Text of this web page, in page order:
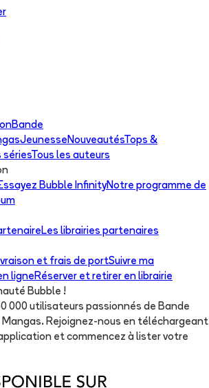
Bande
JeunesseNouveautésTops &
sériesTous les auteurs
Bubble InfinityNotre programme de
Les librairies partenaires
et frais de portSuivre ma
ligneRéserver et retirer en librairie
Bubble !
000 utilisateurs passionnés de Bande
Rejoignez-nous en téléchargeant
et commencez à lister votre